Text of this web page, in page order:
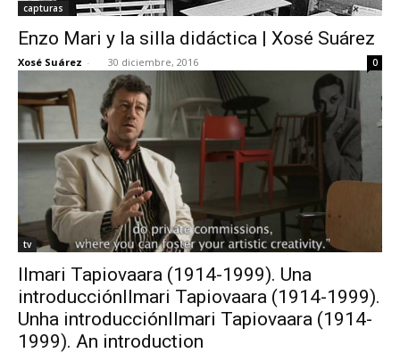
capturas
Enzo Mari y la silla didáctica | Xosé Suárez
Xosé Suárez - 30 diciembre, 2016 0
tv
Ilmari Tapiovaara (1914-1999). Una
introducciónIlmari Tapiovaara (1914-1999).
Unha introducciónIlmari Tapiovaara (1914-
1999). An introduction